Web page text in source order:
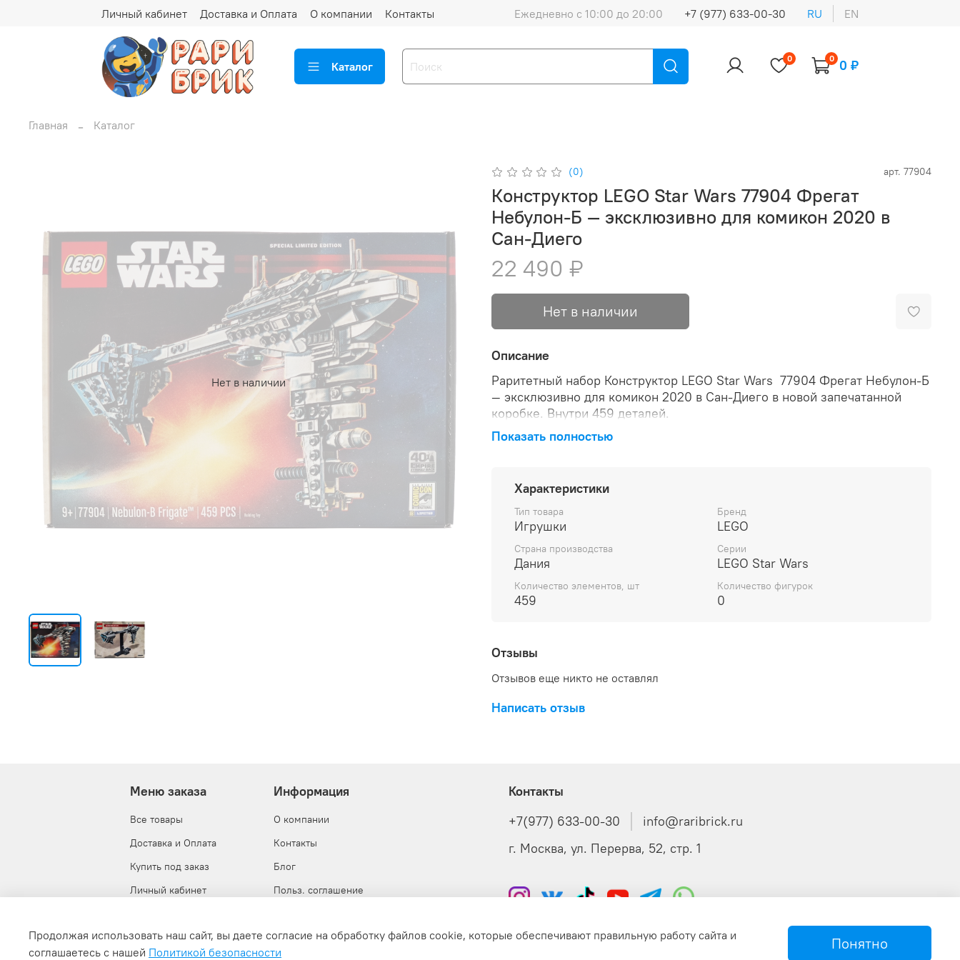
Личный кабинет Доставка и Оплата О компании Контакты Ежедневно с 10:00 до 20:00 +7 (977) 633-00-30 RU EN
Каталог
0 0 0 ₽
Главная Каталог
Нет в наличии
(0) арт. 77904
Конструктор LEGO Star Wars 77904 Фрегат
Небулон-Б — эксклюзивно для комикон 2020 в
Сан-Диего
22 490 ₽
Нет в наличии
Описание
Раритетный набор Конструктор LEGO Star Wars 77904 Фрегат Небулон-Б
— эксклюзивно для комикон 2020 в Сан-Диего в новой запечатанной
коробке. Внутри 459 деталей.
Показать полностью
Характеристики
Тип товара
Игрушки
Бренд
LEGO
Страна производства
Дания
Серии
LEGO Star Wars
Количество элементов, шт
459
Количество фигурок
0
Отзывы
Отзывов еще никто не оставлял
Написать отзыв
Меню заказа
Все товары
Доставка и Оплата
Купить под заказ
Личный кабинет
Информация
О компании
Контакты
Блог
Польз. соглашение
Контакты
+7(977) 633-00-30
info@raribrick.ru
г. Москва, ул. Перерва, 52, стр. 1
Продолжая использовать наш сайт, вы даете согласие на обработку файлов cookie, которые обеспечивают правильную работу сайта и
соглашаетесь с нашей Политикой безопасности Понятно